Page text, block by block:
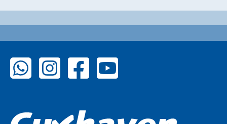
zu WhatsAppzu Instagramzu Facebook
zu YouTube